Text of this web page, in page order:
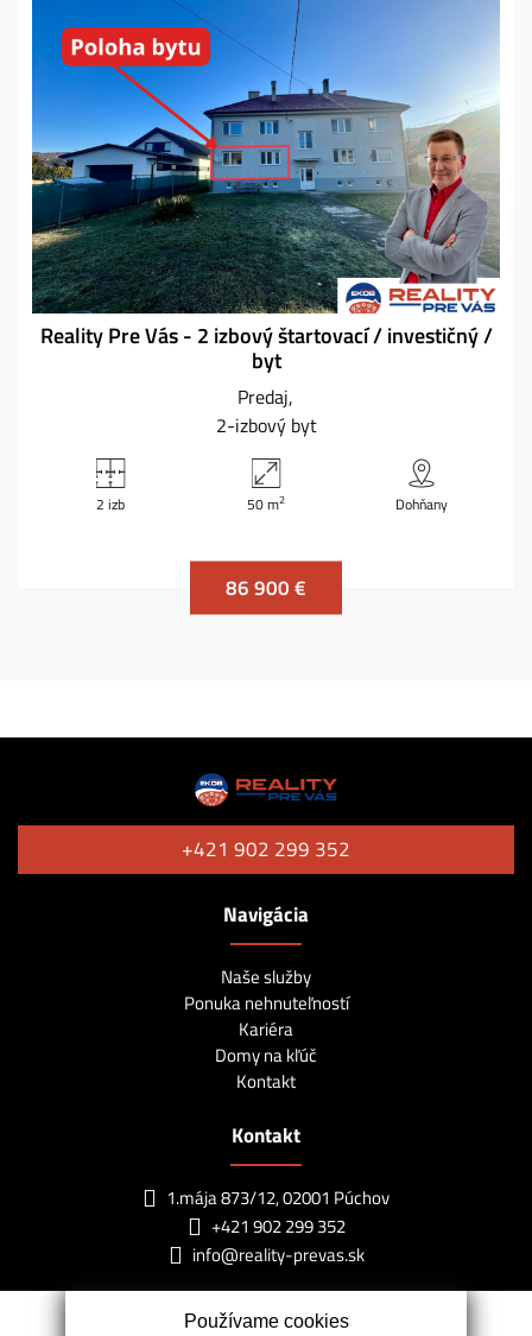
Reality Pre Vás - 2 izbový štartovací / investičný /
byt
Predaj
2-izbový byt
2 izb 50 m2 Dohňany
86 900 €
+421 902 299 352
Navigácia
Naše služby
Ponuka nehnuteľností
Kariéra
Domy na kľúč
Kontakt
Kontakt
1.mája 873/12, 02001 Púchov
+421 902 299 352
info@reality-prevas.sk
Používame cookies